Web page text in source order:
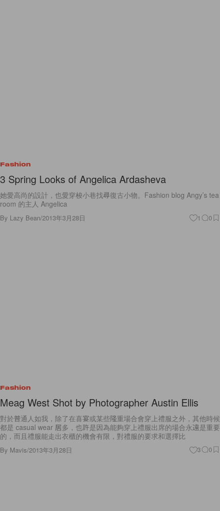
Fashion
3 Spring Looks of Angelica Ardasheva
她愛高尚的設計，也愛穿梭小巷找尋復古小物。Fashion blog Angy’s tea
room 的主人 Angelica
By Lazy Bean/2013年3月28日 1 0
Fashion
Meag West Shot by Photographer Austin Ellis
對於普通人如我，除了在喜宴或某些隆重場合會穿上禮服之外，其他時候
都是 casual wear 居多，也許是因為能夠穿上禮服出席的場合永遠是重要
的，而且禮服能走出衣櫃的機會有限，對禮服的要求和選擇比
By Mavis/2013年3月28日 3 0